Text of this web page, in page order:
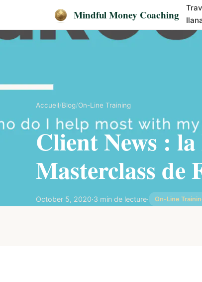
Mindful Money Coaching
Accueil/Blog/On-Line Training
Client News :
Masterclass de
October 5, 2020·3 min de lecture· On-Line